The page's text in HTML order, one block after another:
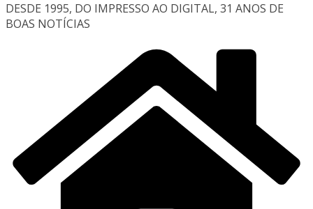
DESDE 1995, DO IMPRESSO AO DIGITAL, 31 ANOS DE
BOAS NOTÍCIAS